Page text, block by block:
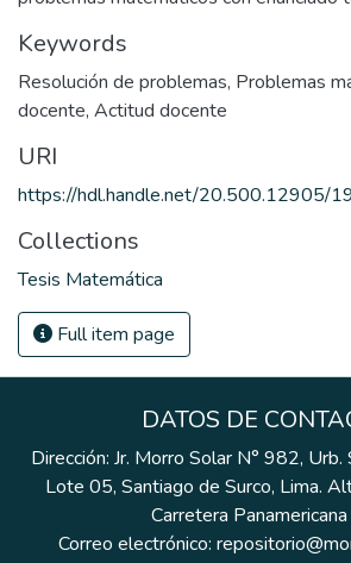
Keywords
Resolución de problemas, Problemas
docente, Actitud docente
URI
https://hdl.handle.net/20.500.12905/
Collections
Tesis Matemática
Full item page
DATOS DE
Dirección: Jr. Morro Solar N° 982, Urb.
Lote 05, Santiago de Surco, Lima.
Carretera Panamericana
Correo electrónico: